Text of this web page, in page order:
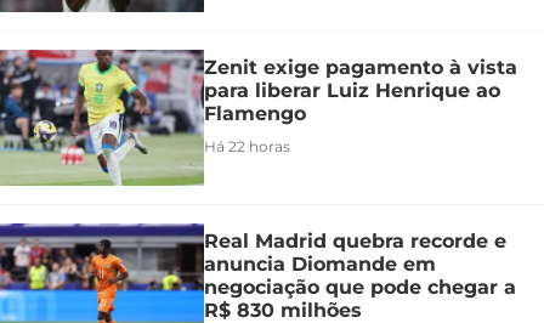
Zenit exige pagamento à vista
para liberar Luiz Henrique ao
Flamengo
Há 22 horas
Real Madrid quebra recorde e
anuncia Diomande em
negociação que pode chegar a
R$ 830 milhões